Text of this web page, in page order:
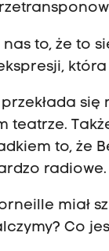
nas to, że to
przekłada
teatrze.
to, że
radiowe.
miał
Co